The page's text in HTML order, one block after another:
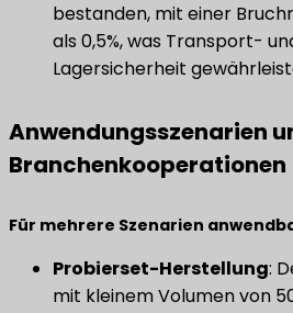
bestanden, mit einer
als 0,5%, was Transport-
Lagersicherheit
Anwendungsszenarien
Branchenkooperationen
​Für mehrere Szenarien
​Probierset-Herstellung​​:
mit kleinem Volumen von